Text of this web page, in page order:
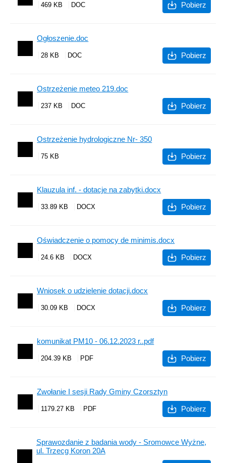
469 KB Pobierz
Ogłoszenie.doc
28 KB Pobierz
Ostrzeżenie meteo 219.doc
237 KB Pobierz
Ostrzeżenie hydrologiczne Nr- 350
75 KB Pobierz
Klauzula inf. - dotacje na zabytki.docx
33.89 KB Pobierz
Oświadczenie o pomocy de minimis.docx
24.6 KB Pobierz
Wniosek o udzielenie dotacji.docx
30.09 KB Pobierz
komunikat PM10 - 06.12.2023 r..pdf
204.39 KB Pobierz
Zwołanie I sesji Rady Gminy Czorsztyn
1179.27 KB Pobierz
Sprawozdanie z badania wody - Sromowce Wyżne,
ul. Trzecg Koron 20A